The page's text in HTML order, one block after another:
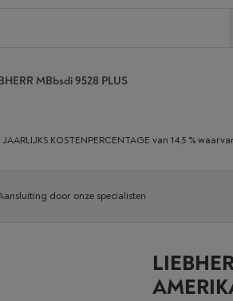
MBbsdi 9528 PLUS
KOSTENPERCENTAGE van 14,5 %
door onze specialisten